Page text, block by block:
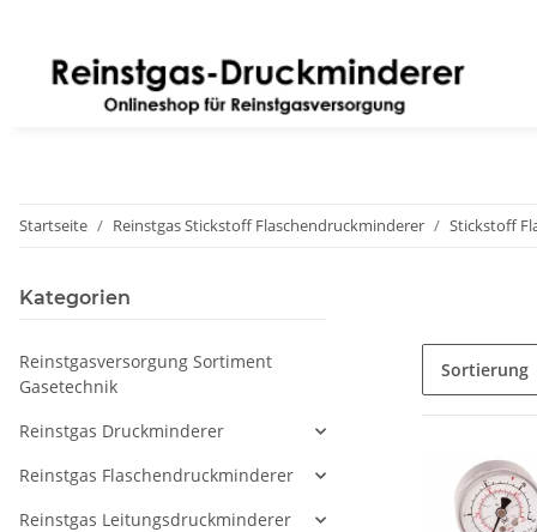
Startseite Reinstgas Stickstoff Flaschendruckminderer Stickstoff
Sortierung
Kategorien
Reinstgasversorgung Sortiment
Gasetechnik
Reinstgas Druckminderer
Reinstgas Flaschendruckminderer
Reinstgas Leitungsdruckminderer